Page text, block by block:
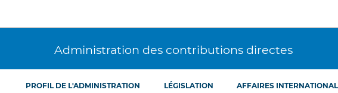
Administration des contributions directes
PROFIL DE L'ADMINISTRATION LÉGISLATION AFFAIRES